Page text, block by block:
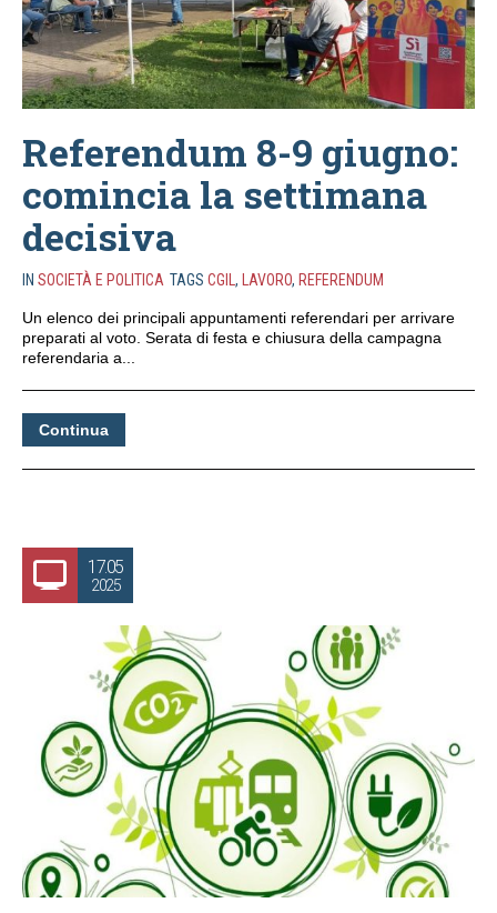
Referendum 8-9 giugno:
comincia la settimana
decisiva
IN SOCIETÀ E POLITICA TAGS CGIL, LAVORO, REFERENDUM
Un elenco dei principali appuntamenti referendari per arrivare
preparati al voto. Serata di festa e chiusura della campagna
referendaria a...
Continua
17.05
2025